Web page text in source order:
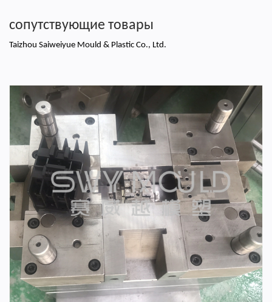
сопутствующие товары
Taizhou Saiweiyue Mould & Plastic Co., Ltd.